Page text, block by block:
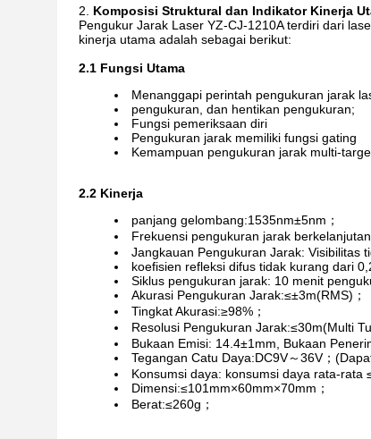
Komposisi Struktural dan Indikator Kinerja
Pengukur Jarak Laser YZ-CJ-1210A terdiri dari
kinerja utama adalah sebagai berikut:
2.1 Fungsi Utama
Menanggapi perintah pengukuran jarak
pengukuran, dan hentikan pengukuran;
Fungsi pemeriksaan diri
Pengukuran jarak memiliki fungsi gating
Kemampuan pengukuran jarak multi-
2.2 Kinerja
panjang gelombang:1535nm±5nm；
Frekuensi pengukuran jarak
Jangkauan Pengukuran Jarak: Visibilitas
koefisien refleksi difus tidak kurang dari
Siklus pengukuran jarak: 10 menit
Akurasi Pengukuran Jarak:≤±3m(RMS)；
Tingkat Akurasi:≥98%；
Resolusi Pengukuran Jarak:≤30m(Multi
Bukaan Emisi: 14.4±1mm, Bukaan
Tegangan Catu Daya:DC9V～36V；
Konsumsi daya: konsumsi daya rata-rata
Dimensi:≤101mm×60mm×70mm；
Berat:≤260g；